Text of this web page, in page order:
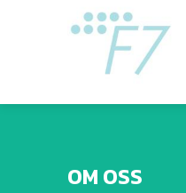
OM OSS